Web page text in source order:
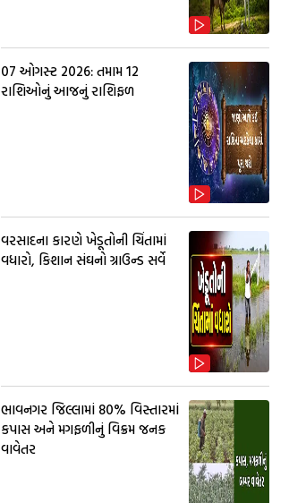
07 ઓગસ્ટ 2026: તમામ 12
રાશિઓનું આજનું રાશિફળ
વરસાદના કારણે ખેડૂતોની ચિંતામાં
વધારો, કિશાન સંઘનો ગ્રાઉન્ડ સર્વે
ભાવનગર જિલ્લામાં 80% વિસ્તારમાં
કપાસ અને મગફળીનું વિક્રમ જનક
વાવેતર